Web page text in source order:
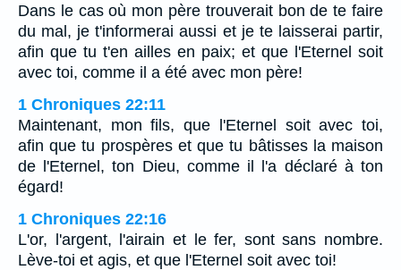
Dans le cas où mon père trouverait bon de te faire
du mal, je t'informerai aussi et je te laisserai partir,
afin que tu t'en ailles en paix; et que l'Eternel soit
avec toi, comme il a été avec mon père!
1 Chroniques 22:11
Maintenant, mon fils, que l'Eternel soit avec toi,
afin que tu prospères et que tu bâtisses la maison
de l'Eternel, ton Dieu, comme il l'a déclaré à ton
égard!
1 Chroniques 22:16
L'or, l'argent, l'airain et le fer, sont sans nombre.
Lève-toi et agis, et que l'Eternel soit avec toi!